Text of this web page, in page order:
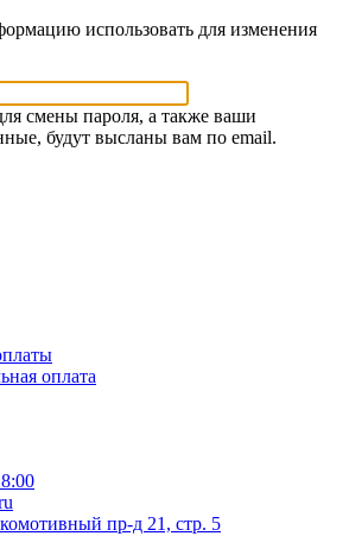
использовать для изменения
смены пароля, а также ваши
будут высланы вам по email.
оплата
пр-д 21, стр. 5